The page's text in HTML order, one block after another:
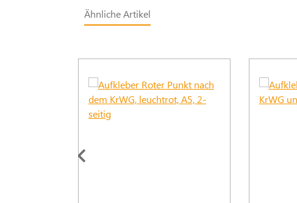
Ähnliche Artikel